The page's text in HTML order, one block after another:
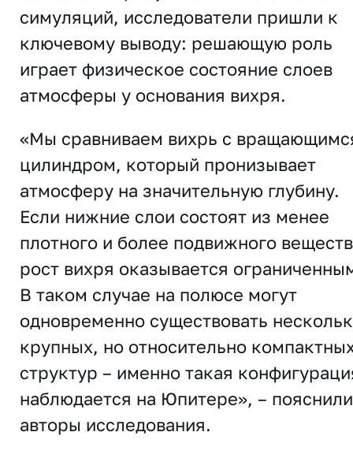
симуляций, исследователи пришли к
ключевому выводу: решающую роль
играет физическое состояние слоев
атмосферы у основания вихря.
«Мы сравниваем вихрь с
цилиндром, который пронизывает
атмосферу на значительную глубину.
Если нижние слои состоят из менее
плотного и более подвижного
рост вихря оказывается
В таком случае на полюсе могут
одновременно существовать
крупных, но относительно
структур – именно такая
наблюдается на Юпитере», – пояснили
авторы исследования.